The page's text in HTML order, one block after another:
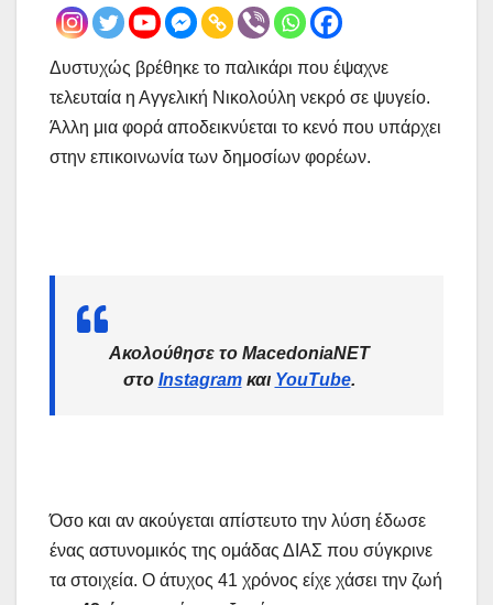
Δυστυχώς βρέθηκε το παλικάρι που έψαχνε
τελευταία η Αγγελική Νικολούλη νεκρό σε ψυγείο.
Άλλη μια φορά αποδεικνύεται το κενό που υπάρχει
στην επικοινωνία των δημοσίων φορέων.
Ακολούθησε το MacedoniaNET
στο Instagramκαι YouTube.
Όσο και αν ακούγεται απίστευτο την λύση έδωσε
ένας αστυνομικός της ομάδας ΔΙΑΣ που σύγκρινε
τα στοιχεία. Ο άτυχος 41 χρόνος είχε χάσει την ζωή